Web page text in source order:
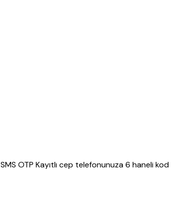
SMS OTP Kayıtlı cep telefonunuza 6 haneli kod